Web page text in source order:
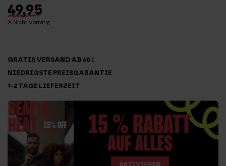
49,95
Nicht vorrätig
GRATIS VERSAND AB 60 €
NIEDRIGSTE PREISGARANTIE
1-2 TAGE LIEFERZEIT